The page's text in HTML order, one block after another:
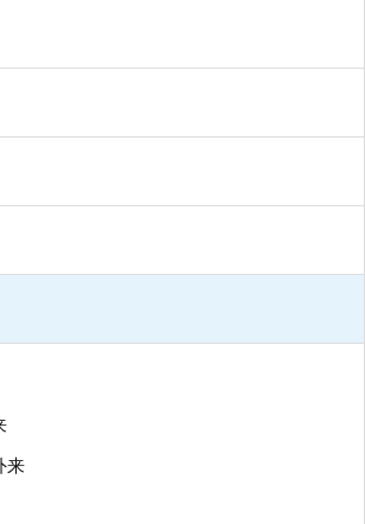
8582 福岡市東区馬出3-1-1
642-5163
00
：00
内全面禁煙です
来